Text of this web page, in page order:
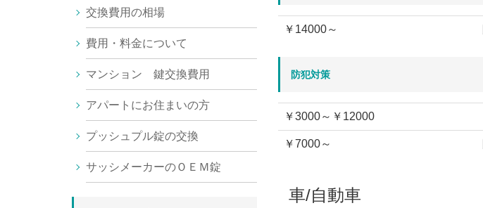
￥14000～
防犯対策
￥3000～￥12000
￥7000～
車/自動車
交換費用の相場
費用・料金について
マンション 鍵交換費用
アパートにお住まいの方
プッシュプル錠の交換
サッシメーカーのＯＥＭ錠